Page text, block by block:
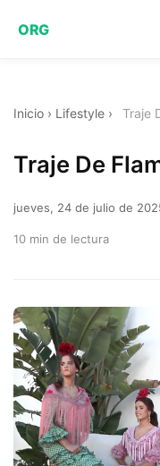
ORG
Inicio › Lifestyle › Traje
Traje De
jueves, 24 de julio de
10 min de lectura